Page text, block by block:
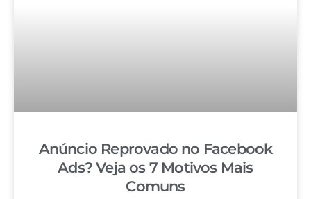
Anúncio Reprovado no Facebook
Ads? Veja os 7 Motivos Mais
Comuns